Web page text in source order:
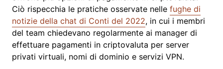
Ciò rispecchia le pratiche osservate nelle fughe di
notizie della chat di Conti del 2022, in cui i membri
del team chiedevano regolarmente ai manager di
effettuare pagamenti in criptovaluta per server
privati virtuali, nomi di dominio e servizi VPN.